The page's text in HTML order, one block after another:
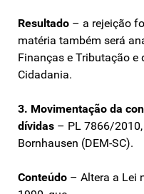
Resultado – a rejeição
matéria também será
Finanças e Tributação e
Cidadania.
3. Movimentação da
dívidas – PL 7866/
Bornhausen (DEM-SC).
Conteúdo – Altera a Lei